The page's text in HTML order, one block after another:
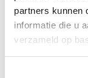
partners kunnen
informatie die u
verzameld op
van je
Bestel
alle